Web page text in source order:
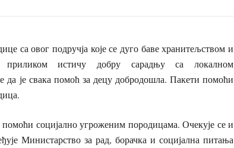
са овог подручја које се дуго баве хранитељством и
приликом истичу добру сарадњу са локалном
да је свака помоћ за децу добродошла. Пакети помоћи
социјално угроженим породицама. Очекује се и
Министарство за рад, борачка и социјална питања